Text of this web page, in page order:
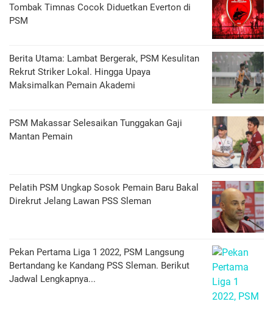
Tombak Timnas Cocok Diduetkan Everton di
PSM
Berita Utama: Lambat Bergerak, PSM Kesulitan
Rekrut Striker Lokal. Hingga Upaya
Maksimalkan Pemain Akademi
PSM Makassar Selesaikan Tunggakan Gaji
Mantan Pemain
Pelatih PSM Ungkap Sosok Pemain Baru Bakal
Direkrut Jelang Lawan PSS Sleman
Pekan Pertama Liga 1 2022, PSM Langsung
Bertandang ke Kandang PSS Sleman. Berikut
Jadwal Lengkapnya...